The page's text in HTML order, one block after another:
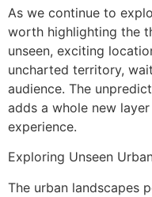
As we continue to
worth highlighting the
unseen, exciting
uncharted territory,
audience. The
adds a whole new
experience.
Exploring Unseen
The urban landscapes